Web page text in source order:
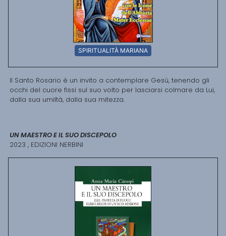
SPIRITUALITÀ MARIANA
Il Santo Rosario è un invito a contemplare Gesù, tenendo gli
occhi del cuore fissi sul suo volto per lasciarsi colmare da Lui,
dalla sua umiltà, dalla sua mitezza.
UN MAESTRO E IL SUO DISCEPOLO
2023 , EDIZIONI NERBINI